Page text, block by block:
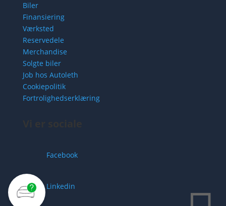
Biler
Finansiering
Værksted
Reservedele
Merchandise
Solgte biler
Job hos Autoleth
Cookiepolitik
Fortrolighedserklæring
Facebook
Linkedin